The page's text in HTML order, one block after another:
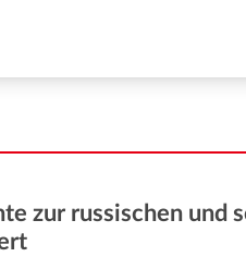
zur russischen und